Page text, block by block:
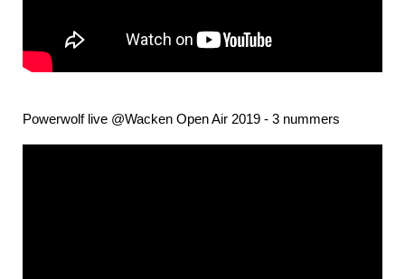
Powerwolf live @Wacken Open Air 2019 - 3 nummers